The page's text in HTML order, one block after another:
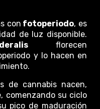
con fotoperiodo, es
de luz disponible.
florecen
y lo hacen en
de cannabis nacen,
comenzando su ciclo
pico de maduración